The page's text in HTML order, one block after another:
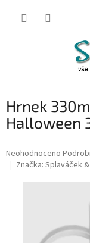
Hrnek
Halloween
Průměrné
hodnocení
Neohodnoceno
Značka: Splaváček